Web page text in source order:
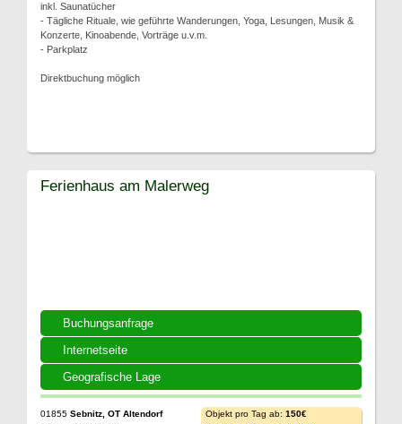
inkl. Saunatücher
- Tägliche Rituale, wie geführte Wanderungen, Yoga, Lesungen, Musik &
Konzerte, Kinoabende, Vorträge u.v.m.
- Parkplatz
Direktbuchung möglich
Buchungsanfrage
Internetseite
Geografische Lage
Ferienhaus am Malerweg
01855 Sebnitz, OT Altendorf
Objekt pro Tag ab: 150€